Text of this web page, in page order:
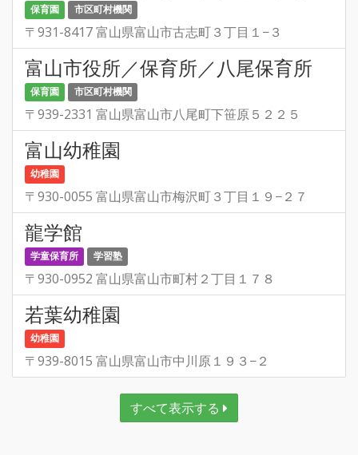
保育園 市区町村機関
〒931-8417 富山県富山市古志町３丁目１−３
富山市役所／保育所／八尾保育所
保育園 市区町村機関
〒939-2331 富山県富山市八尾町下笹原５２２５
富山幼稚園
幼稚園
〒930-0055 富山県富山市梅沢町３丁目１９−２７
龍学館
学童保育所 学習塾
〒930-0952 富山県富山市町村２丁目１７８
若葉幼稚園
幼稚園
〒939-8015 富山県富山市中川原１９３−２
すべて表示する